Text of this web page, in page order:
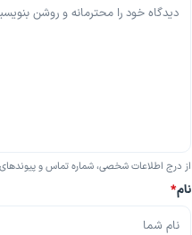
از درج اطلاعات شخصی، شماره تماس و پیوندهای
نام*